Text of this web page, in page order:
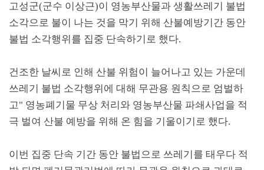
고성군(군수 이상근)이 영농부산물과 생활쓰레기 불법
소각으로 불이 나는 것을 막기 위해 산불예방기간 동안
불법 소각행위를 집중 단속하기로 했다.
건조한 날씨로 인해 산불 위험이 늘어나고 있는 가운데
쓰레기 불법 소각행위에 대해 무관용 원칙으로 엄벌하
고" 영농폐기물 무상 처리와 영농부산물 파쇄사업을 적
극 벌여 산불 예방을 위해 온 힘을 기울이기로 했다.
이번 집중 단속 기간 동안 불법으로 쓰레기를 태우다 적